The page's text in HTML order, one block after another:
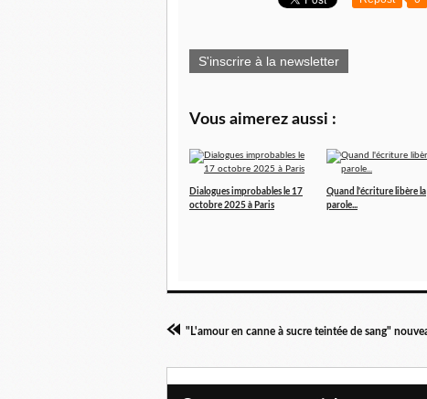
S'inscrire à la newsletter
Vous aimerez aussi :
Dialogues improbables le 17
octobre 2025 à Paris
Quand l'écriture libère la
parole...